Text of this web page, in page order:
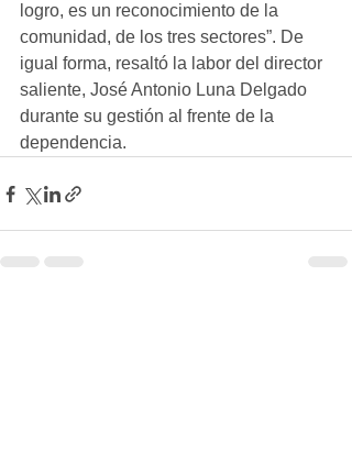
logro, es un reconocimiento de la
comunidad, de los tres sectores”. De
igual forma, resaltó la labor del director
saliente, José Antonio Luna Delgado
durante su gestión al frente de la
dependencia.